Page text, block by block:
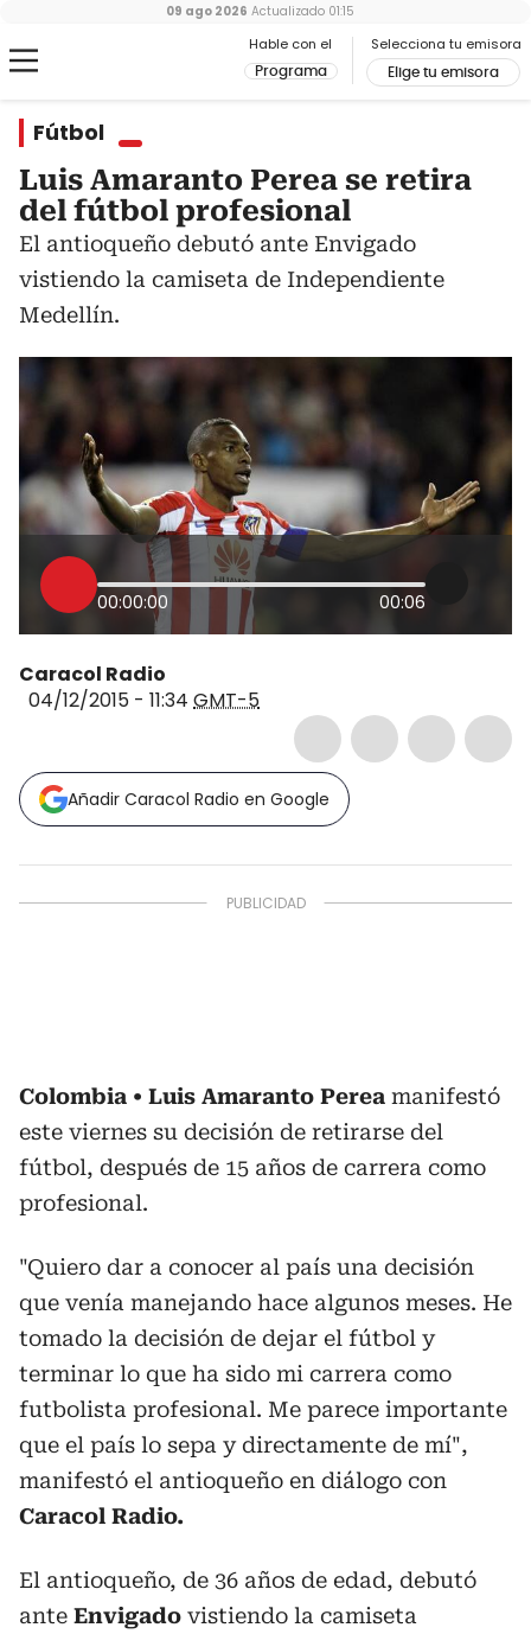
Hable con el
Programa
Selecciona tu emisora
Elige tu emisora
09 ago 2026 Actualizado 01:15
Fútbol
Luis Amaranto Perea se retira
del fútbol profesional
El antioqueño debutó ante Envigado
vistiendo la camiseta de Independiente
Medellín.
00:00:00 00:06
Caracol Radio
04/12/2015 - 11:34 GMT-5
Añadir Caracol Radio en Google
Colombia Luis Amaranto Perea manifestó
este viernes su decisión de retirarse del
fútbol, después de 15 años de carrera como
profesional.
"Quiero dar a conocer al país una decisión
que venía manejando hace algunos meses. He
tomado la decisión de dejar el fútbol y
terminar lo que ha sido mi carrera como
futbolista profesional. Me parece importante
que el país lo sepa y directamente de mí",
manifestó el antioqueño en diálogo con
Caracol Radio.
El antioqueño, de 36 años de edad, debutó
ante Envigado vistiendo la camiseta